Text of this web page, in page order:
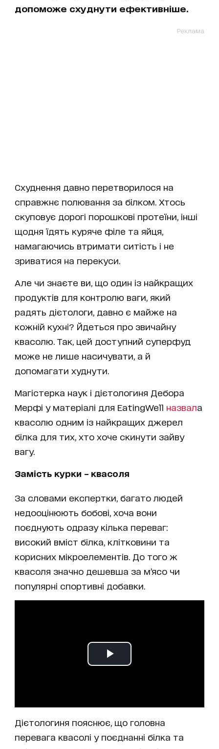
допоможе схуднути ефективніше.
Реклама
Схуднення давно перетворилося на
справжнє полювання за білком. Хтось
скуповує дорогі порошкові протеїни, інші
щодня їдять куряче філе та яйця,
намагаючись втримати ситість і не
зриватися на перекуси.
Але чи знаєте ви, що один із найкращих
продуктів для контролю ваги, який
радять дієтологи, давно є майже на
кожній кухні? Йдеться про звичайну
квасолю. Так, цей доступний суперфуд
може не лише насичувати, а й
допомагати худнути.
Магістерка наук і дієтологиня Дебора
Мерфі у матеріалі для EatingWell назвала
квасолю одним із найкращих джерел
білка для тих, хто хоче скинути зайву
вагу.
Замість курки – квасоля
За словами експертки, багато людей
недооцінюють бобові, хоча вони
поєднують одразу кілька переваг:
високий вміст білка, клітковини та
корисних мікроелементів. До того ж
квасоля значно дешевша за м’ясо чи
популярні спортивні добавки.
Дієтологиня пояснює, що головна
перевага квасолі у поєднанні білка та